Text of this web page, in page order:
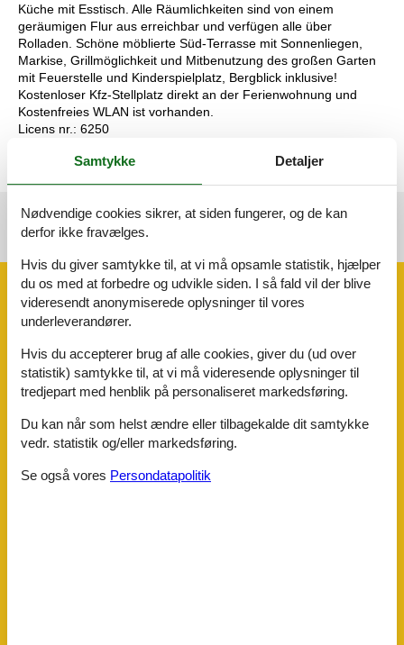
Küche mit Esstisch. Alle Räumlichkeiten sind von einem
geräumigen Flur aus erreichbar und verfügen alle über
Rolladen. Schöne möblierte Süd-Terrasse mit Sonnenliegen,
Markise, Grillmöglichkeit und Mitbenutzung des großen Garten
mit Feuerstelle und Kinderspielplatz, Bergblick inklusive!
Kostenloser Kfz-Stellplatz direkt an der Ferienwohnung und
Kostenfreies WLAN ist vorhanden.
Licens nr.: 6250
Se nabo emner
Faciliteter
Afstande
Busstoppested
By/bymidte
900 m
Kabelbane
Langrendsløjpe
Se
1,6 km
Skilift
Togstation
Samtykke Detaljer
Nødvendige cookies sikrer, at siden fungerer, og de kan
derfor ikke fravælges.
Hvis du giver samtykke til, at vi må opsamle statistik, hjælper
du os med at forbedre og udvikle siden. I så fald vil der blive
videresendt anonymiserede oplysninger til vores
underleverandører.
Hvis du accepterer brug af alle cookies, giver du (ud over
statistik) samtykke til, at vi må videresende oplysninger til
tredjepart med henblik på personaliseret markedsføring.
Du kan når som helst ændre eller tilbagekalde dit samtykke
vedr. statistik og/eller markedsføring.
Se også vores Persondatapolitik